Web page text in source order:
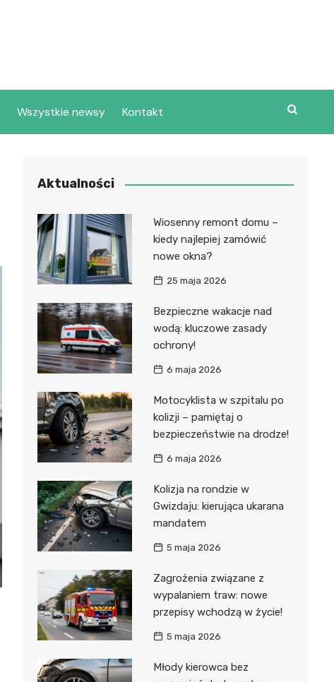
Wszystkie newsy Kontakt
Aktualności
Wiosenny remont domu –
kiedy najlepiej zamówić
nowe okna?
25 maja 2026
Bezpieczne wakacje nad
wodą: kluczowe zasady
ochrony!
6 maja 2026
Motocyklista w szpitalu po
kolizji – pamiętaj o
bezpieczeństwie na drodze!
6 maja 2026
Kolizja na rondzie w
Gwizdaju: kierująca ukarana
mandatem
5 maja 2026
Zagrożenia związane z
wypalaniem traw: nowe
przepisy wchodzą w życie!
5 maja 2026
Młody kierowca bez